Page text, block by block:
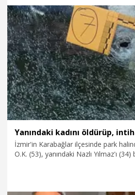
hep oğlum geliyor. İnşallah Adalet
oğlumun katilini de bulacak. İçimde
29.04.2026 Video
Yanındaki kadını öldürüp,
İzmir'in Karabağlar ilçesinde park
O.K. (53), yanındaki Nazlı Yılmaz'ı